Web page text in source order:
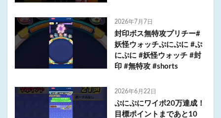
2026年7月7日
封印ボス無特攻プリチー#
妖怪ウォッチぷにぷに #ぷ
にぷに #妖怪ウォッチ #封
印 #無特攻 #shorts
2026年6月22日
ぷにぷにワイポ20万達成！
目標ポイントまであと10